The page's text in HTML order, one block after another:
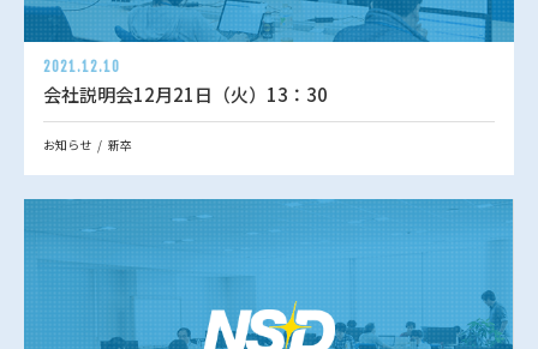
2021.12.10
会社説明会12月21日（火）13：30
お知らせ 新卒